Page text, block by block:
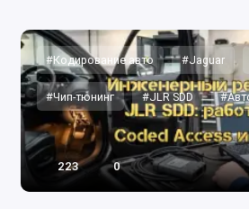
#Кодирование авто #Jaguar
#Чип-тюнинг #JLR SDD
223 0